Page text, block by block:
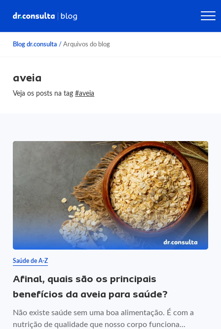
Blog dr.consulta / Arquivos do blog
aveia
Veja os posts na tag#aveia
Saúde de A-Z
Afinal, quais são os principais
benefícios da aveia para saúde?
Não existe saúde sem uma boa alimentação. É com a
nutrição de qualidade que nosso corpo funciona...